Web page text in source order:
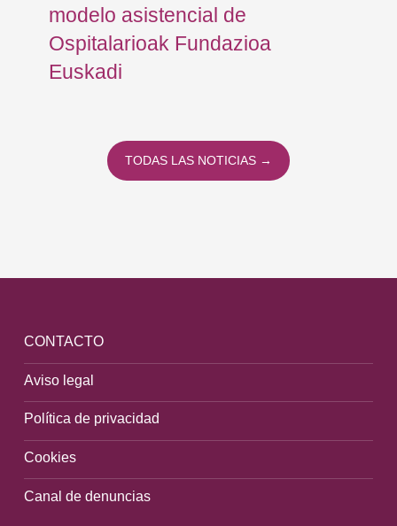
modelo asistencial de
Ospitalarioak Fundazioa
Euskadi
TODAS LAS NOTICIAS →
CONTACTO
Aviso legal
Política de privacidad
Cookies
Canal de denuncias